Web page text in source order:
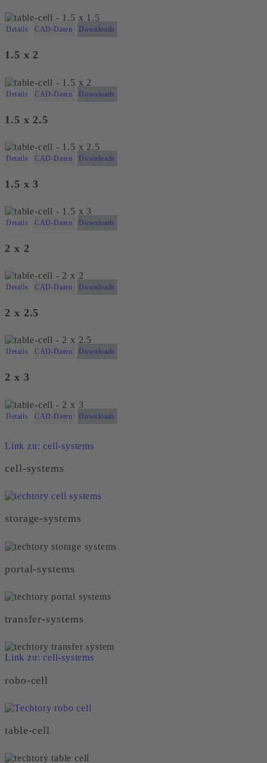
Details CAD-Daten Downloads
1.5 x 2
Details CAD-Daten Downloads
1.5 x 2.5
Details CAD-Daten Downloads
1.5 x 3
Details CAD-Daten Downloads
2 x 2
Details CAD-Daten Downloads
2 x 2.5
Details CAD-Daten Downloads
2 x 3
Details CAD-Daten Downloads
Link zu: cell-systems
cell-systems
storage-systems
portal-systems
transfer-systems
Link zu: cell-systems
robo-cell
table-cell